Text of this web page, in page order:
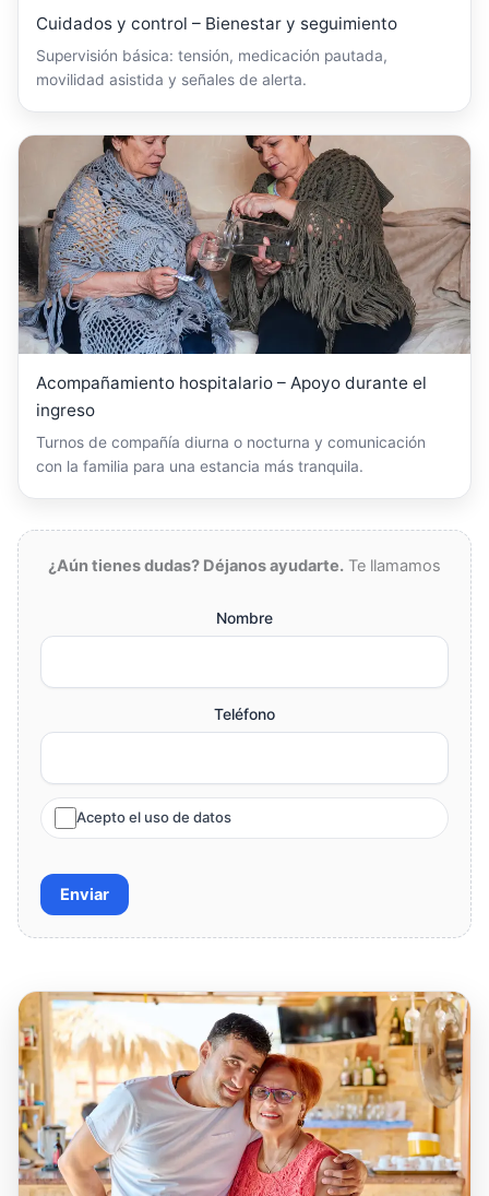
Cuidados y control – Bienestar y seguimiento
Supervisión básica: tensión, medicación pautada,
movilidad asistida y señales de alerta.
Acompañamiento hospitalario – Apoyo durante el
ingreso
Turnos de compañía diurna o nocturna y comunicación
con la familia para una estancia más tranquila.
¿Aún tienes dudas? Déjanos ayudarte. Te llamamos
Nombre
Teléfono
Acepto el uso de datos
Enviar